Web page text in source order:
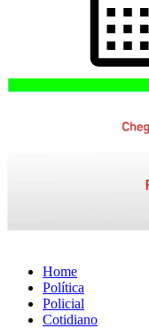
Home
Política
Policial
Cotidiano